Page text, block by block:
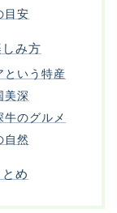
目安
み方
という特産
美深
のグルメ
自然
め